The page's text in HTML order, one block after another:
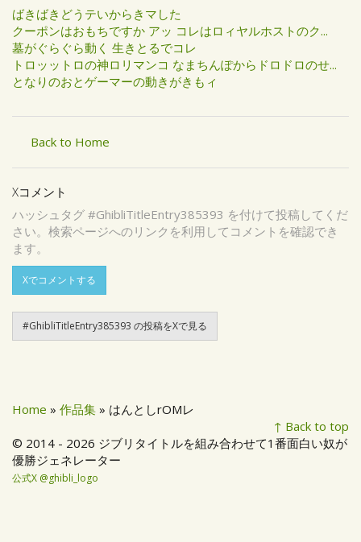
ばきばきどうテいからきマした
クーポンはおもちですか アッ コレはロィヤルホストのク...
墓がぐらぐら動く 生きとるでコレ
トロッットロの神ロリマンコ なまちんぽからドロドロのせ...
となりのおとゲーマーの動きがきもィ
Back to Home
Xコメント
ハッシュタグ #GhibliTitleEntry385393 を付けて投稿してくだ
さい。検索ページへのリンクを利用してコメントを確認でき
ます。
Xでコメントする
#GhibliTitleEntry385393 の投稿をXで見る
Home » 作品集 » はんとしrOMレ
↑ Back to top
© 2014 - 2026 ジブリタイトルを組み合わせて1番面白い奴が
優勝ジェネレーター
公式X @ghibli_logo